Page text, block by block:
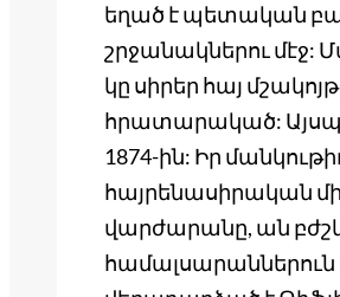
եղած է պետական
շրջանակներու մէջ:
կը սիրեր հայ
հրատարակած:
1874-ին: Իր
հայրենասիրական
վարժարանը, ան